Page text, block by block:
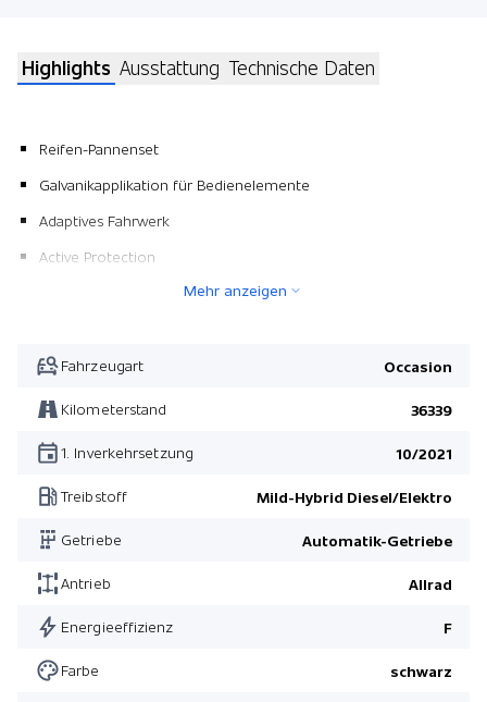
Highlights Ausstattung Technische Daten
Reifen-Pannenset
Galvanikapplikation für Bedienelemente
Adaptives Fahrwerk
Active Protection
Sitzverstellung im Fond
Adaptives Fahrwerk
Metallic-Lackierung
Sonnenschutzverglasung
Lenkradheizung
Adaptives Fahrwerk
Akustikverglasung
Mehr anzeigen
Fahrzeugart Occasion
Kilometerstand 36339
1. Inverkehrsetzung 10/2021
Treibstoff Mild-Hybrid Diesel/Elektro
Getriebe Automatik-Getriebe
Antrieb Allrad
Energieeffizienz F
Farbe schwarz